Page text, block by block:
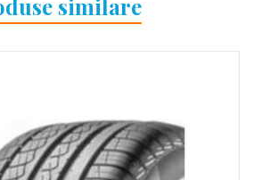
similare